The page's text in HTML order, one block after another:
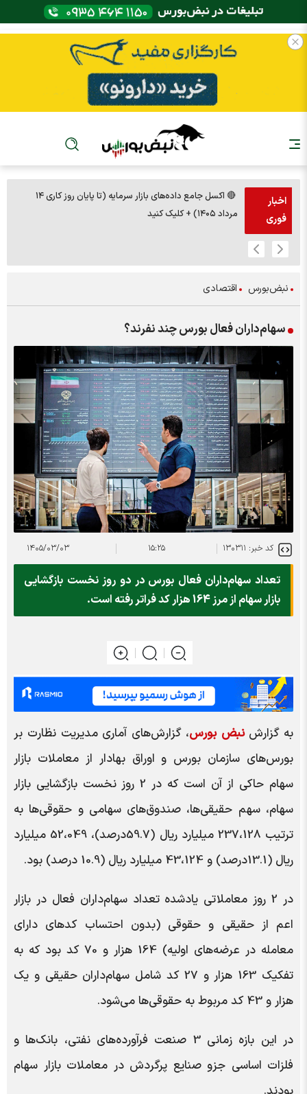
اخبار
فوری
🔴 اکسل جامع داده‌های بازار سرمایه (تا پایان روز کاری ۱۴
مرداد ۱۴۰۵) + کلیک کنید
نبض‌بورس اقتصادی
سهام‌داران فعال بورس چند نفرند؟
کد خبر: ۱۳۰۳۱۱ ۱۵:۲۵ ۱۴۰۵/۰۳/۰۳
تعداد سهام‌داران فعال بورس در دو روز نخست بازگشایی
بازار سهام از مرز 164 هزار کد فراتر رفته است.
به گزارشنبض بورس، گزارش‌های آماری مدیریت نظارت بر
بورس‌های سازمان بورس و اوراق بهادار از معاملات بازار
سهام حاکی از آن است که در 2 روز نخست بازگشایی بازار
سهام، سهم حقیقی‌ها، صندوق‌های سهامی و حقوقی‌ها به
ترتیب 237،128 میلیارد ریال (59.7درصد)، 52،049 میلیارد
ریال (13.1درصد) و 43،124 میلیارد ریال (10.9 درصد) بود.
در 2 روز معاملاتی یادشده تعداد سهام‌داران فعال در بازار
اعم از حقیقی و حقوقی (بدون احتساب کدهای دارای
معامله در عرضه‌های اولیه) 164 هزار و 70 کد بود که به
تفکیک 163 هزار و 27 کد شامل سهام‌داران حقیقی و یک
هزار و 43 کد مربوط به حقوقی‌ها می‌شود.
در این بازه زمانی 3 صنعت فرآورده‌های نفتی، بانک‌ها و
فلزات اساسی جزو صنایع پرگردش در معاملات بازار سهام